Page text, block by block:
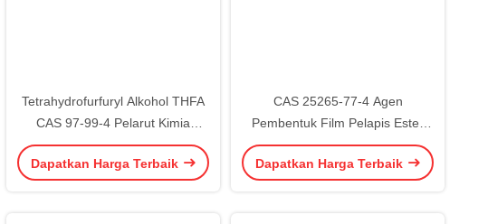
Tetrahydrofurfuryl Alkohol THFA
CAS 97-99-4 Pelarut Kimia
Organik
Dapatkan Harga Terbaik
CAS 25265-77-4 Agen
Pembentuk Film Pelapis Ester
Alkohol 12 Pelarut Kimia Organik
Dapatkan Harga Terbaik